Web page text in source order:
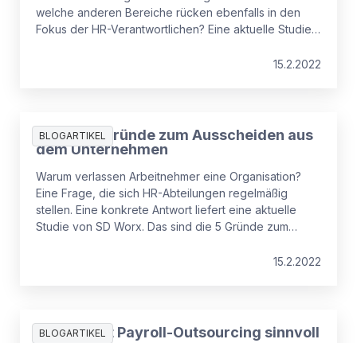
welche anderen Bereiche rücken ebenfalls in den
Fokus der HR-Verantwortlichen? Eine aktuelle Studie
15.2.2022
BLOGARTIKEL
Studie: 5 Gründe zum Ausscheiden aus
dem Unternehmen
Warum verlassen Arbeitnehmer eine Organisation?
Eine Frage, die sich HR-Abteilungen regelmäßig
stellen. Eine konkrete Antwort liefert eine aktuelle
Studie von SD Worx. Das sind die 5 Gründe zum
15.2.2022
BLOGARTIKEL
Deshalb ist Payroll-Outsourcing sinnvoll